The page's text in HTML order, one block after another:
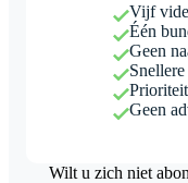
Vijf
Één
Geen
Geen
Wilt u zich niet